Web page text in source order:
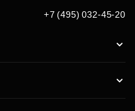
+7 (495) 032-45-20